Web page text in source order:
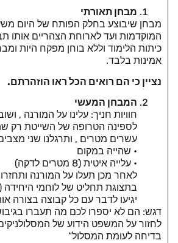
מבחן תאורתי
מבחן שיבוצע בחלק הפותח של היום
המוקדמות ועד לארוחת הצהריים אותו
כיתות הלימוד וללא בוחן מפקח היות
אמינות בלבד.
נציין כי הם רואים הכל ראו הוזהרתם.
המבחן המעשי
חוויות חניך: עלינו על המורנה ,
לספינה הטרופה של השייטת רק
עשרים מטרים , ותרגלנו שני
• שהייה במקום
• עלייה איטית (8 מטרים לדקה)
לאחר מכן תעלו על המורנה
יגיעו לדבר עם כל קבוצה בצורה
דגש: הם לא יספרו לכם מה תעברו
לחזור על המשפט הידוע של
בדיחה לעומת המסלול”